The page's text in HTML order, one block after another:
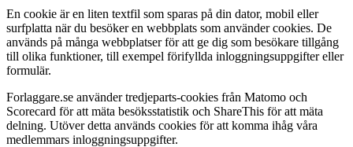
En cookie är en liten textfil som sparas på din dator, mobil eller
surfplatta när du besöker en webbplats som använder cookies. De
används på många webbplatser för att ge dig som besökare tillgång
till olika funktioner, till exempel förifyllda inloggningsuppgifter eller
formulär.
Forlaggare.se använder tredjeparts-cookies från Matomo och
Scorecard för att mäta besöksstatistik och ShareThis för att mäta
delning. Utöver detta används cookies för att komma ihåg våra
medlemmars inloggningsuppgifter.